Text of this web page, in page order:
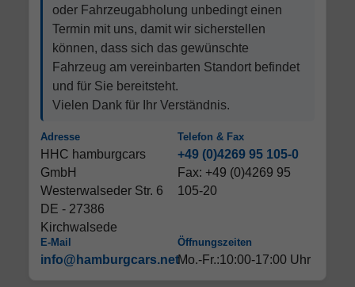
oder Fahrzeugabholung unbedingt einen
Termin mit uns, damit wir sicherstellen
können, dass sich das gewünschte
Fahrzeug am vereinbarten Standort befindet
und für Sie bereitsteht.
Vielen Dank für Ihr Verständnis.
Adresse
HHC hamburgcars
GmbH
Westerwalseder Str. 6
DE - 27386
Kirchwalsede
Telefon & Fax
+49 (0)4269 95 105-0
Fax: +49 (0)4269 95
105-20
E-Mail
info@hamburgcars.net
Öffnungszeiten
Mo.-Fr.:10:00-17:00 Uhr